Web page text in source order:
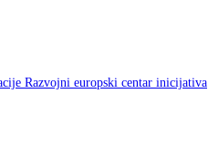
Razvojni europski centar inicijativa